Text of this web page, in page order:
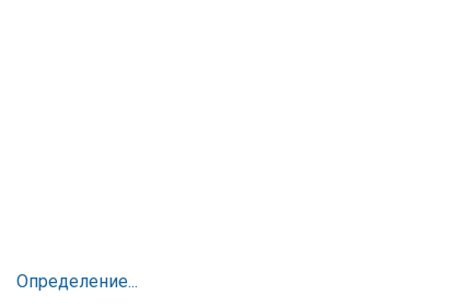
Определение...